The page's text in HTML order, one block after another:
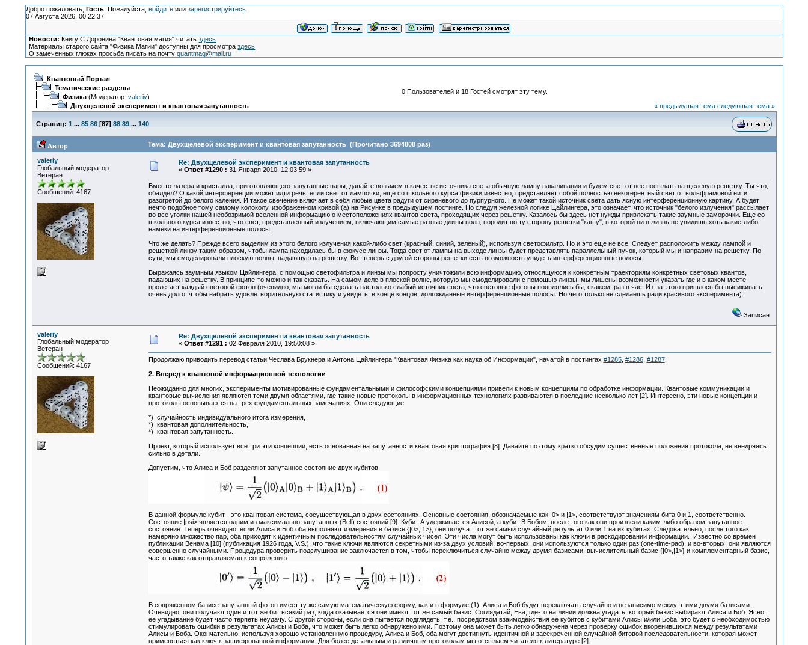
Добро пожаловать, Гость. Пожалуйста, войдитеили зарегистрируйтесь.
07 Августа 2026, 00:22:37
Новости: Книгу С.Доронина "Квантовая магия" читатьздесь
Материалы старого сайта "Физика Магии" доступны для просмотраздесь
О замеченных глюках просьба писать на почтуquantmag@mail.ru
Квантовый Портал
Тематические разделы
Физика(Модератор: valeriy)
Двухщелевой эксперимент и квантовая запутанность
0 Пользователей и 18 Гостей смотрят эту тему.
« предыдущая тема следующая тема »
Страниц: 1 ... 85 86[87] 88 89 ... 140
Автор Тема: Двухщелевой эксперимент и квантовая запутанность (Прочитано 3694808 раз)
valeriy
Глобальный модератор
Ветеран
Сообщений: 4167
Re: Двухщелевой эксперимент и квантовая запутанность
« Ответ #1290 : 31 Января 2010, 12:03:59 »
Вместо лазера и кристалла, приготовляющего запутанные пары, давайте возьмем в качестве источника света обычную лампу накаливания и будем свет от нее посылать на щелевую решетку. Ты что,
обалдел? О какой интерференции может идти речь, если свет от лампочки, еще со школьного курса физики известно, представляет собой полностью некогерентный свет от вольфрамовой нити,
разогретой до белого каления. И такое свечение включает в себя любые цвета радуги от сиреневого до пурпурного. Не может такой источник света дать ясную интерференционную картину. А будет
нечто подобное тому самому колоколу, изображенном кривой (а) на Рисунке в предыдущем постинге. Но следуя железной логике Цайлингера, это означает, что источник "белого излучения" рассылает
во все уголки нашей необозримой вселенной информацию о местоположениях квантов света, проходящих через решетку. Казалось бы здесь нет нужды привлекать такие заумные заморочки. Еще со
школьного курса известно, что свет, представленный излучением, включающим самые разные длины волн, породит по ту сторону решетки "кашу", в которой ни в жизнь не увидишь хоть какие-либо
намеки на интерференционные полосы.
Что же делать? Прежде всего выделим из этого белого излучения какой-либо свет (красный, синий, зеленый), используя светофильтр. Но и это еще не все. Следует расположить между лампой и
решеткой линзу таким образом, чтобы лампа находилась бы в фокусе линзы. Тогда свет от лампы на выходе линзы будет представлять параллельный пучок, который мы и направим на решетку. По
сути, мы смоделировали плоскую волны, падающую на решетку. Вот теперь с другой стороны решетки есть возможность увидеть интерференционные полосы.
Выражаясь заумным языком Цайлингера, с помощью светофильтра и линзы мы попросту уничтожили всю информацию, относящуюся к конкретным траекториям конкретных световых квантов,
падающих на решетку. В принципе-то можно и так сказать. На самом деле в плоской волне, которую мы смоделировали с помощью линзы, мы лишены возможности указать где и в каком месте
пролетает каждый световой фотон (очевидно, мы могли бы сделать настолько слабый источник света, что световые фотоны появлялись бы, скажем, раз в час. Из-за этого пришлось бы высиживать
очень долго, чтобы набрать удовлетворительную статистику и увидеть, в конце концов, долгожданные интерференционные полосы. Но чего только не сделаешь ради красивого эксперимента).
Записан
valeriy
Глобальный модератор
Ветеран
Сообщений: 4167
Re: Двухщелевой эксперимент и квантовая запутанность
« Ответ #1291 : 02 Февраля 2010, 19:50:08 »
Продолжаю приводить перевод статьи Чеслава Брукнера и Антона Цайлингера "Квантовая Физика как наука об Информации", начатой в постингах #1285, #1286, #1287.
2. Вперед к квантовой информационной технологии
Неожиданно для многих, эксперименты мотивированные фундаментальными и философскими концепциями привели к новым концепциям по обработке информации. Квантовые коммуникации и
квантовые вычисления являются теми двумя областями, где такие новые протоколы в информационных технологиях развиваются в последние несколько лет [2]. Интересно, эти новые концепции и
протоколы основываются на трех фундаментальных замечаниях. Они следующие
*) случайность индивидуального итога измерения,
*) квантовая дополнительность,
*) квантовая запутанность.
Проект, который использует все три эти концепции, есть основанная на запутанности квантовая криптография [8]. Давайте поэтому кратко обсудим существенные положения протокола, не внедряясь
сильно в детали.
Допустим, что Алиса и Боб разделяют запутанное состояние двух кубитов
В данной формуле кубит - это квантовая система, сосуществующая в двух состояниях. Основные состояния, обозначаемые как |0> и |1>, соответствуют значениям бита 0 и 1, соответственно.
Состояние |psi> является одним из максимально запутанных (Bell) состояний [9]. Кубит А удерживается Алисой, а кубит В Бобом, после того как они произвели каким-либо образом запутанное
состояние. Теперь очевидно, если Алиса и Боб оба выполняют измерения в базисе {|0>,|1>}, они получат тот же самый случайный результат 0 или 1 на их кубитах. Следовательно, после того как
намеряно множество пар, оба приходят к идентичным последовательностям случайных чисел. Эти числа могут быть использованы как ключи в раскодировании информации. Известно со времен
публикации Венама [10] (публикация 1926 года, V.S.), что такие ключи являются секретными из-за двух условий: во-первых, они используются только один раз (one-time-pad), и во-вторых, они являются
совершенно случайными. Процедура проверить подслушивание заключается в том, чтобы переключиться случайно между двумя базисами, вычислительный базис {|0>,|1>} и комплементарный базис,
часто также как отправляемая к сопряжению
В сопряженном базисе запутанный фотон имеет ту же самую математическую форму, как и в формуле (1). Алиса и Боб будут переключать случайно и независимо между этими двумя базисами.
Очевидно, они получают один и тот же бит всякий раз, когда оказывается они имеют тот же самый базис. Соглядатай, Ева, где-то на линии должна угадать, который базис выбирают Алиса и Боб. Ясно,
её угадывание будет часто терпеть неудачу. С другой стороны, если она пытается подглядеть, т.е., посредством взаимодействия её кубитов с кубитами Алисы и/или Боба, это будет с необходимостью
стимулировать ошибки в результатах Алисы и Боба, что может быть легко обнаружено ими. Поэтому она может быть легко обнаружена через проверку ошибок вкоренившихся между результатами
Алисы и Боба. Окончательно, используя хорошо установленную процедуру, Алиса и Боб, оба могут достигнуть идентичной и засекреченной случайной битовой последовательности, которая может
применяться как ключ к зашифрованной информации. Для более детальным и различным протоколам мы отсылаем читателя к литературе [2].